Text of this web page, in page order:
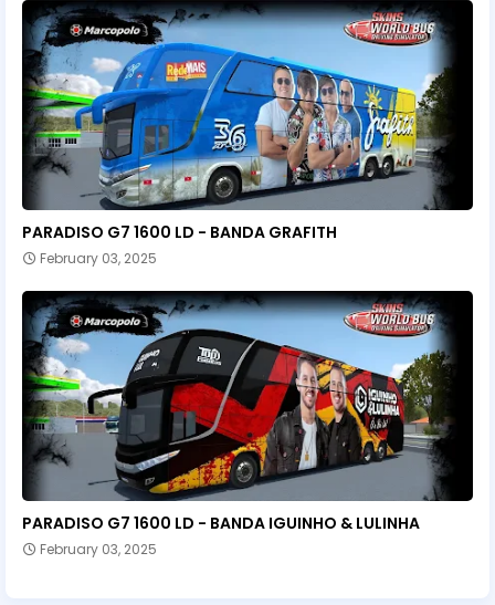
PARADISO G7 1600 LD - BANDA GRAFITH
February 03, 2025
PARADISO G7 1600 LD - BANDA IGUINHO & LULINHA
February 03, 2025